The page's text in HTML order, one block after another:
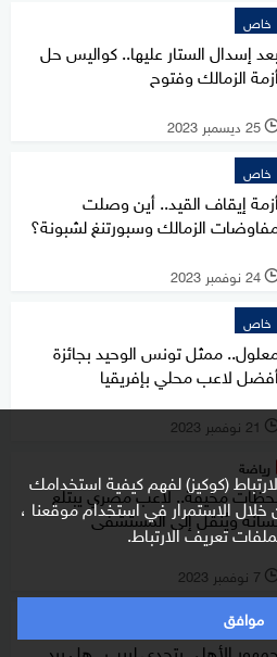
(كوكيز) لفهم كيفية استخدامك
الاستمرار في استخدام موقعنا ،
تعريف الارتباط.
موافق
خاص
بعد إسدال الستار عليها.. كواليس حل
الزمالك وفتوح
25 ديسمبر 2023
خاص
إيقاف القيد.. أين وصلت
الزمالك وسبورتنغ لشبونة؟
24 نوفمبر 2023
خاص
ممثل تونس الوحيد بجائزة
لاعب محلي بإفريقيا
21 نوفمبر 2023
رياضة
لحظات مخيفة.. لاعب مصري يبتلع
ويُنقل إلى المستشفى
7 نوفمبر 2023
خاص